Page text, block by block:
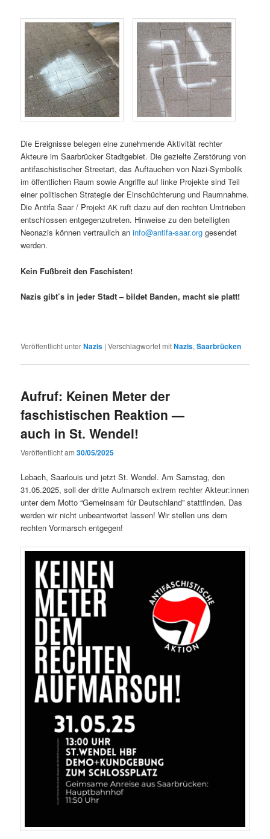
Die Ereignisse bele­gen eine zunehmende Aktiv­ität rechter
Akteure im Saar­brück­er Stadt­ge­bi­et. Die gezielte Zer­störung von
antifaschis­tis­ch­er Stree­tart, das Auf­tauchen von Nazi-Sym­bo­l­ik
im öffentlichen Raum sowie Angriffe auf linke Pro­jek­te sind Teil
ein­er poli­tis­chen Strate­gie der Ein­schüchterung und Raum­nahme.
Die Antifa Saar / Pro­jektAK ruft dazu auf den recht­en Umtrieben
entschlossen ent­ge­gen­zutreten. Hin­weise zu den beteiligten
Neon­azis kön­nen ver­traulich aninfo@antifa-saar.org gesendet
werden.
Kein Fußbre­it den Faschisten!
Nazis gibt’s in jed­er Stadt – bildet Ban­den, macht sie platt!
Veröffentlicht unterNazis |Verschlagwortet mitNazis,Saarbrücken
Aufruf: Keinen Meter der
faschistischen Reaktion —
auch in St. Wendel!
Veröffentlicht am30/05/2025
Lebach, Saar­louis und jet­zt St. Wen­del. Am Sam­stag, den
31.05.2025, soll der dritte Auf­marsch extrem rechter Akteur:innen
unter dem Mot­to “Gemein­sam für Deutsch­land” stat­tfind­en. Das
wer­den wir nicht unbeant­wortet lassen! Wir stellen uns dem
recht­en Vor­marsch entgegen!